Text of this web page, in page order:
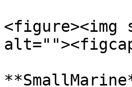
<figure><img